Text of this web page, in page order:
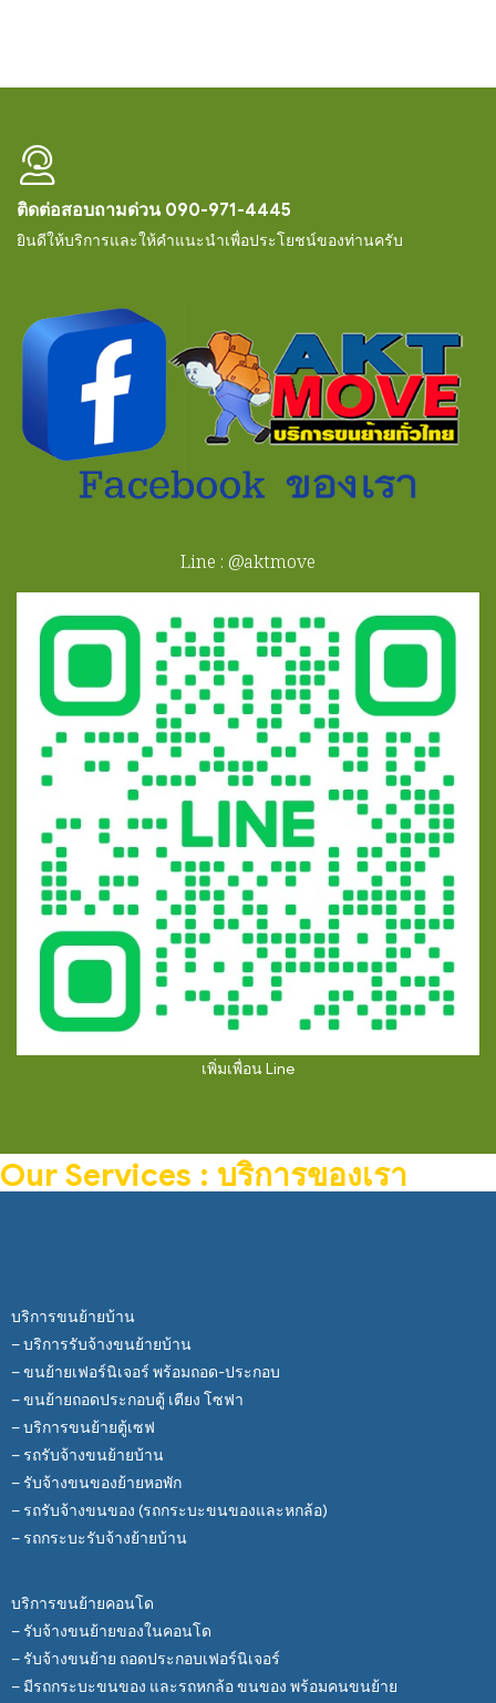
ติดต่อสอบถามด่วน 090-971-4445
ยินดีให้บริการและให้คำแนะนำเพื่อประโยชน์ของท่านครับ
Line : @aktmove
เพิ่มเพื่อน Line
Our Services : บริการของเรา
บริการขนย้ายบ้าน
– บริการรับจ้างขนย้ายบ้าน
– ขนย้ายเฟอร์นิเจอร์ พร้อมถอด-ประกอบ
– ขนย้ายถอดประกอบตู้ เตียง โซฟา
– บริการขนย้ายตู้เซฟ
– รถรับจ้างขนย้ายบ้าน
– รับจ้างขนของย้ายหอพัก
– รถรับจ้างขนของ (รถกระบะขนของและหกล้อ)
– รถกระบะรับจ้างย้ายบ้าน
บริการขนย้ายคอนโด
– รับจ้างขนย้ายของในคอนโด
– รับจ้างขนย้าย ถอดประกอบเฟอร์นิเจอร์
– มีรถกระบะขนของ และรถหกล้อ ขนของ พร้อมคนขนย้าย